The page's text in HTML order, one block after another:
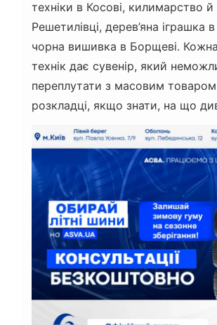
техніки в Косові, килимарство
Решетилівці, дерев’яна іграшка
чорна вишивка в Борщеві.
технік дає сувенір, який
переплутати з масовим
розкладці, якщо знати, на що